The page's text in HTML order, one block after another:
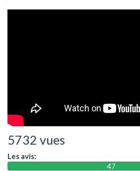
5732 vues
Les avis:
47